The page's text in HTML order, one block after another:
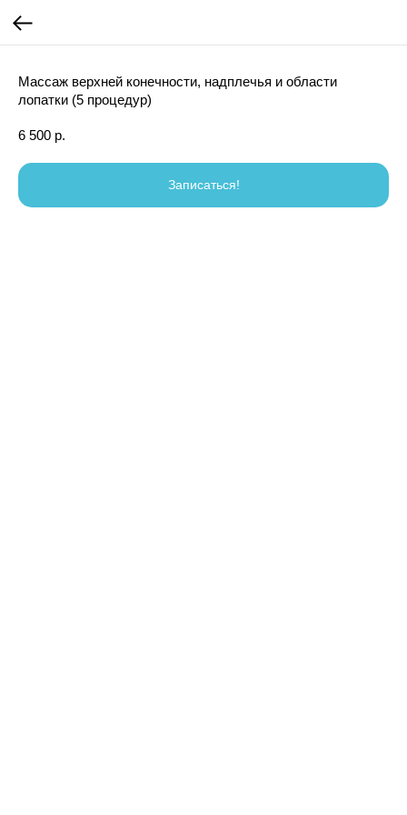
Массаж верхней конечности, надплечья и области
лопатки (5 процедур)
6 500 р.
Записаться!